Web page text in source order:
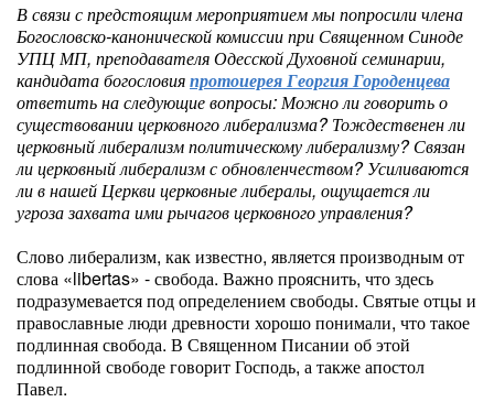
В связи с предстоящим мероприятием мы попросили члена
Богословско-канонической комиссии при Священном Синоде
УПЦ МП, преподавателя Одесской Духовной семинарии,
кандидата богословияпротоиерея Георгия Городенцева
ответить на следующие вопросы: Можно ли говорить о
существовании церковного либерализма? Тождественен ли
церковный либерализм политическому либерализму? Связан
ли церковный либерализм с обновленчеством? Усиливаются
ли в нашей Церкви церковные либералы, ощущается ли
угроза захвата ими рычагов церковного управления?
Слово либерализм, как известно, является производным от
слова «libertas» - свобода. Важно прояснить, что здесь
подразумевается под определением свободы. Святые отцы и
православные люди древности хорошо понимали, что такое
подлинная свобода. В Священном Писании об этой
подлинной свободе говорит Господь, а также апостол
Павел.